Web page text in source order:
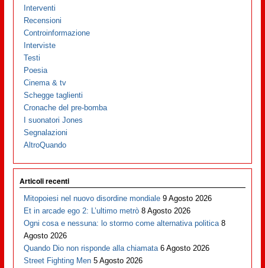
Interventi
Recensioni
Controinformazione
Interviste
Testi
Poesia
Cinema & tv
Schegge taglienti
Cronache del pre-bomba
I suonatori Jones
Segnalazioni
AltroQuando
Articoli recenti
Mitopoiesi nel nuovo disordine mondiale 9 Agosto 2026
Et in arcade ego 2: L’ultimo metrò 8 Agosto 2026
Ogni cosa e nessuna: lo stormo come alternativa politica 8
Agosto 2026
Quando Dio non risponde alla chiamata 6 Agosto 2026
Street Fighting Men 5 Agosto 2026